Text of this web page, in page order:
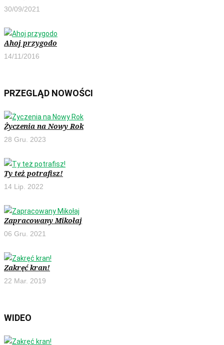
30/09/2021
Ahoj przygodo
14/11/2016
PRZEGLĄD NOWOŚCI
Życzenia na Nowy Rok
28 Gru. 2023
Ty też potrafisz!
14 Lip. 2022
Zapracowany Mikołaj
06 Gru. 2021
Zakręć kran!
22 Mar. 2019
WIDEO